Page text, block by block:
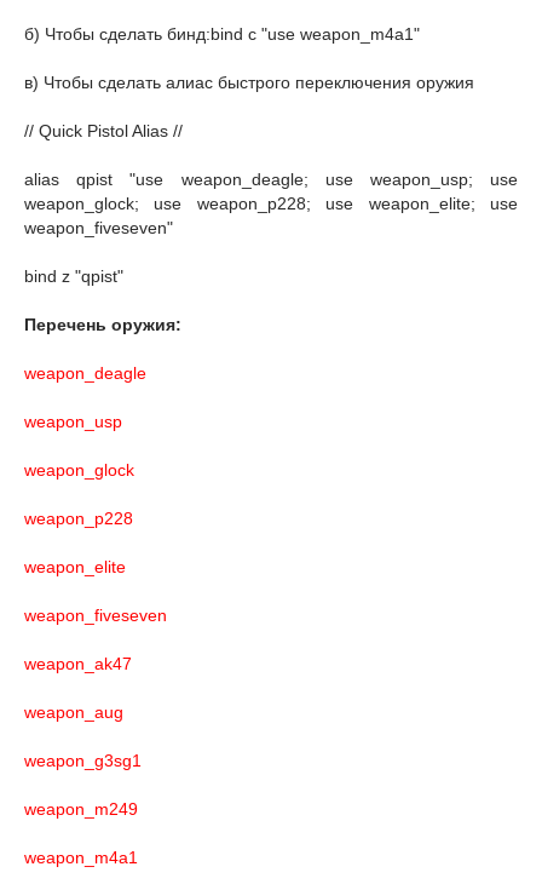
б) Чтобы сделать бинд:bind c "use weapon_m4a1"
в) Чтобы сделать алиас быстрого переключения оружия
// Quick Pistol Alias //
alias qpist "use weapon_deagle; use weapon_usp; use
weapon_glock; use weapon_p228; use weapon_elite; use
weapon_fiveseven"
bind z "qpist"
Перечень оружия:
weapon_deagle
weapon_usp
weapon_glock
weapon_p228
weapon_elite
weapon_fiveseven
weapon_ak47
weapon_aug
weapon_g3sg1
weapon_m249
weapon_m4a1